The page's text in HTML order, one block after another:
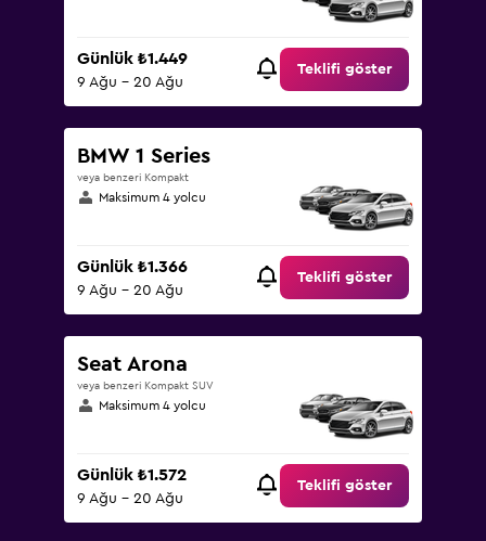
Günlük ₺1.449
9 Ağu - 20 Ağu
Teklifi göster
BMW 1 Series
veya benzeri Kompakt
Maksimum 4 yolcu
Günlük ₺1.366
9 Ağu - 20 Ağu
Teklifi göster
Seat Arona
veya benzeri Kompakt SUV
Maksimum 4 yolcu
Günlük ₺1.572
9 Ağu - 20 Ağu
Teklifi göster